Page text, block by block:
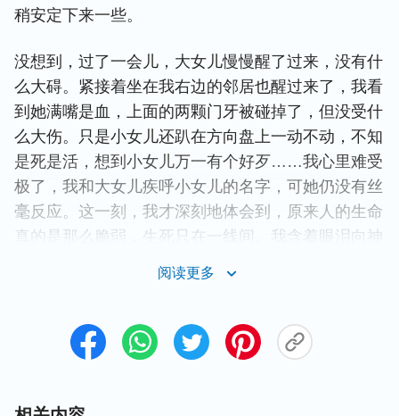
稍安定下来一些。
没想到，过了一会儿，大女儿慢慢醒了过来，没有什
么大碍。紧接着坐在我右边的邻居也醒过来了，我看
到她满嘴是血，上面的两颗门牙被碰掉了，但没受什
么大伤。只是小女儿还趴在方向盘上一动不动，不知
是死是活，想到小女儿万一有个好歹……我心里难受
极了，我和大女儿疾呼小女儿的名字，可她仍没有丝
毫反应。这一刻，我才深刻地体会到，原来人的生命
真的是那么脆弱，生死只在一线间。我含着眼泪向神
祷告：“神啊！现在我才知道只有你是我们的依靠，
我们的命。神啊，我愿把小女儿交在你的手中，不管
女儿能不能醒来，我都愿意顺服。”祷告后，我的心
起她的头。谁知过一会女儿居然长长呼出一口气，缓
阅读更多